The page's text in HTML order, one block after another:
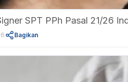
SPT PPh Pasal 21/26
Bagikan